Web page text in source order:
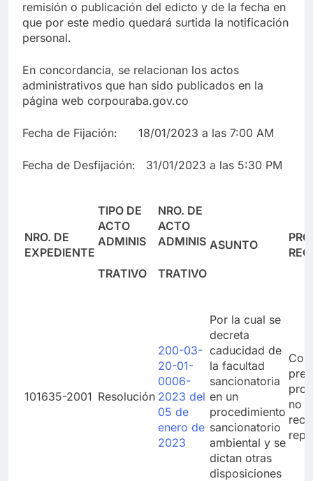
remisión o publicación del edicto y de la fecha en
que por este medio quedará surtida la notificación
personal.
En concordancia, se relacionan los actos
administrativos que han sido publicados en la
página web corpouraba.gov.co
Fecha de Fijación: 18/01/2023 a las 7:00 AM
Fecha de Desfijación: 31/01/2023 a las 5:30 PM
NRO. DE
EXPEDIENTE
TIPO DE
ACTO
ADMINIS
TRATIVO
NRO. DE
ACTO
ADMINIS
TRATIVO
ASUNTO
101635-2001 Resolución
200-03-
20-01-
0006-
2023 del
05 de
enero de
2023
Por la cual se
decreta
caducidad de
la facultad
sancionatoria
en un
procedimiento
sancionatorio
ambiental y se
dictan otras
disposiciones
no